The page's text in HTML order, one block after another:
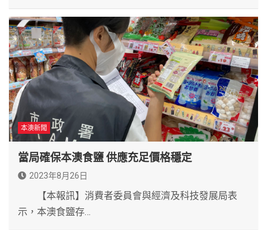
本澳新聞
當局確保本澳食鹽 供應充足價格穩定
2023年8月26日
【本報訊】消費者委員會與經濟及科技發展局表
示，本澳食鹽存…